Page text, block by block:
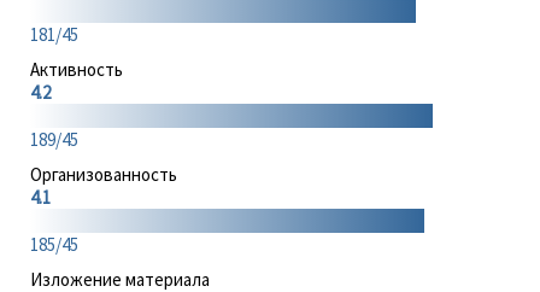
181/45
Активность
4.2
189/45
Организованность
4.1
185/45
Изложение материала